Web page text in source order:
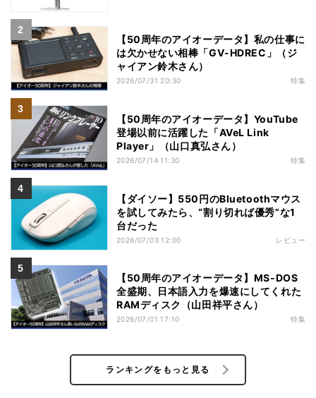
【50周年のアイオーデータ】私の仕事に
は欠かせない相棒「GV-HDREC」（ジ
ャイアン鈴木さん）
2026/07/31 20:30 特集
【50周年のアイオーデータ】YouTube
登場以前に活躍した「AVeL Link
Player」（山口真弘さん）
2026/07/14 11:30 特集
【ダイソー】550円のBluetoothマウス
を試してみたら、“割り切れば優秀”な1
台だった
2026/07/03 12:00 レビュー
【50周年のアイオーデータ】MS-DOS
全盛期、日本語入力を爆速にしてくれた
RAMディスク（山田祥平さん）
2026/07/01 17:10 特集
ランキングをもっと見る